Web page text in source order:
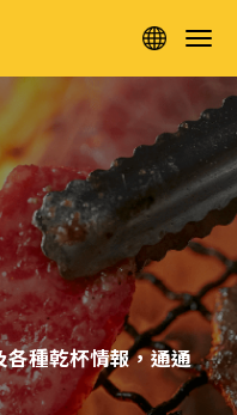
種乾杯情報，通通